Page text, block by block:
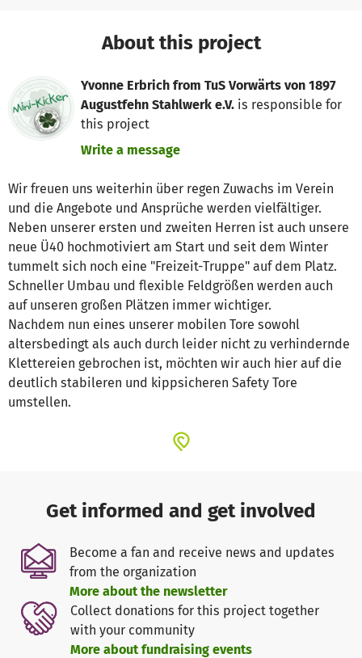
About this project
Yvonne Erbrich from TuS Vorwärts von 1897
Augustfehn Stahlwerk e.V. is responsible for
this project
Write a message
Wir freuen uns weiterhin über regen Zuwachs im Verein
und die Angebote und Ansprüche werden vielfältiger.
Neben unserer ersten und zweiten Herren ist auch unsere
neue Ü40 hochmotiviert am Start und seit dem Winter
tummelt sich noch eine "Freizeit-Truppe" auf dem Platz.
Schneller Umbau und flexible Feldgrößen werden auch
auf unseren großen Plätzen immer wichtiger.
Nachdem nun eines unserer mobilen Tore sowohl
altersbedingt als auch durch leider nicht zu verhindernde
Klettereien gebrochen ist, möchten wir auch hier auf die
deutlich stabileren und kippsicheren Safety Tore
umstellen.
Get informed and get involved
Become a fan and receive news and updates
from the organization
More about the newsletter
Collect donations for this project together
with your community
More about fundraising events